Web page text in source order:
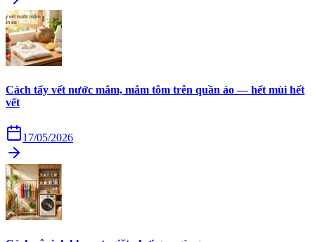
Cách tẩy vết nước mắm, mắm tôm trên quần áo — hết mùi hết
vết
17/05/2026